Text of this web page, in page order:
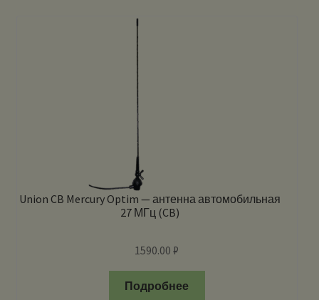
Union CB Mercury Optim — антенна автомобильная
27 МГц (CB)
1590.00₽
Подробнее